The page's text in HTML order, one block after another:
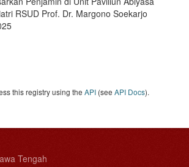
RSUD Prof. Dr. Margono Soekarjo
this registry using the API (see API Docs).
Tengah